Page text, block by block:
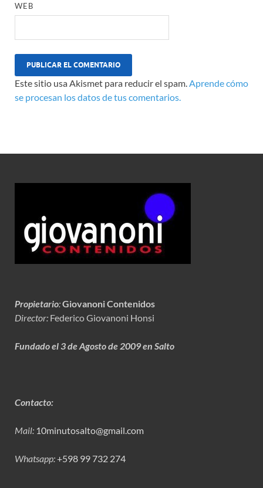
WEB
Este sitio usa Akismet para reducir el spam.Aprende cómo
se procesan los datos de tus comentarios.
Propietario:Giovanoni Contenidos
Director: Federico Giovanoni Honsi
Fundado el 3 de Agosto de 2009 en Salto
Contacto:
Mail: 10minutosalto@gmail.com
Whatsapp:+598 99 732 274